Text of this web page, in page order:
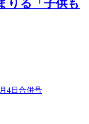
りる「子供も
4日合併号